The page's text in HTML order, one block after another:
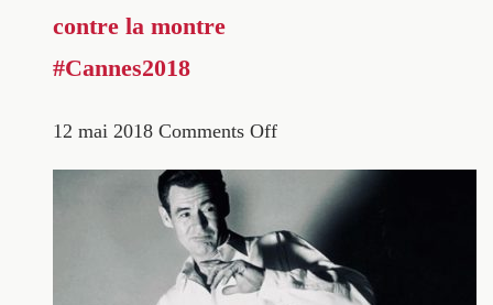
contre la montre
#Cannes2018
12 mai 2018 Comments Off